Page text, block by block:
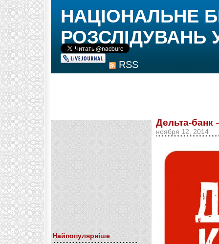
RSS
НАЦІОНАЛЬНЕ
РОЗСЛІДУВАНЬ
Найпопулярніше
Дельта-банк
ноября 12, 2014